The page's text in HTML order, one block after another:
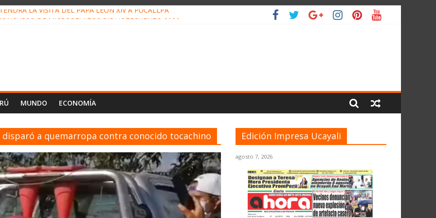
LA VISITA DEL PAPA LEÓN XIV A PUCALLPA
MUNDO ECONOMÍA
disparó a quemarropa contra conocido tocachino Edición Impresa Ucayali
agosto 7, 2026